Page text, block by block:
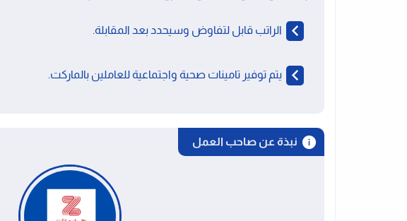
الراتب قابل لتفاوض وسيحدد بعد المقابلة.
يتم توفير تامينات صحية واجتماعية للعاملين بالماركت.
نبذة عن صاحب العمل